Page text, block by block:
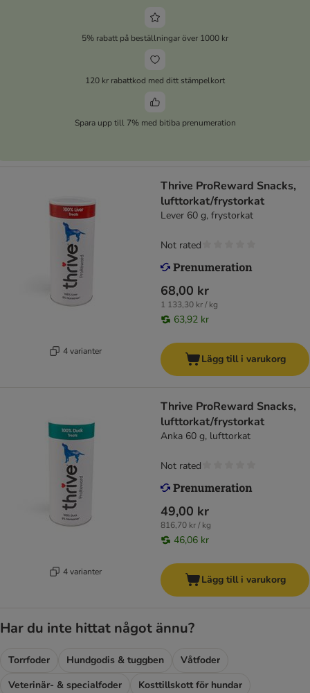
5% rabatt på beställningar över 1000 kr
120 kr rabattkod med ditt stämpelkort
Spara upp till 7% med bitiba prenumeration
4 varianter
Thrive ProReward Snacks,
lufttorkat/frystorkat
Lever 60 g, frystorkat
68,00 kr
1 133,30 kr / kg
63,92 kr
Not rated
Lägg till i varukorg
4 varianter
Thrive ProReward Snacks,
lufttorkat/frystorkat
Anka 60 g, lufttorkat
49,00 kr
816,70 kr / kg
46,06 kr
Not rated
Lägg till i varukorg
Har du inte hittat något ännu?
Torrfoder Hundgodis & tuggben
Våtfoder
Veterinär- & specialfoder
Kosttillskott för hundar